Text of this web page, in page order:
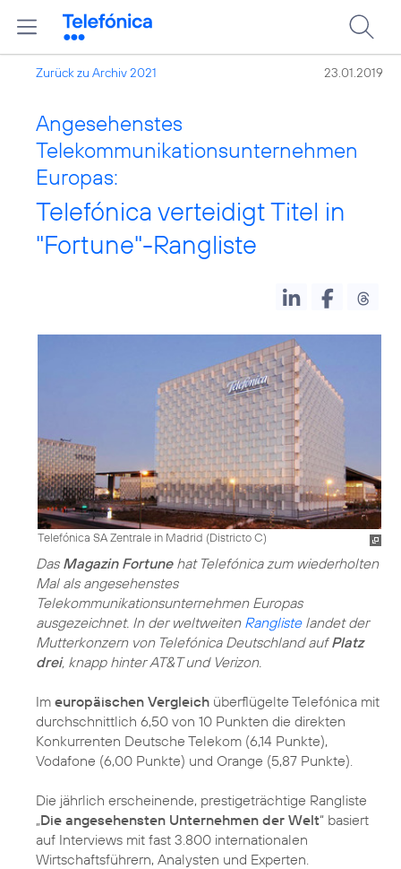
Zurück zu Archiv 2021 23.01.2019
Angesehenstes
Telekommunikationsunternehmen
Europas:
Telefónica verteidigt Titel in
"Fortune"-Rangliste
Telefónica SA Zentrale in Madrid (Districto C)
Das Magazin Fortunehat Telefónica zum wiederholten
Mal als angesehenstes
Telekommunikationsunternehmen Europas
ausgezeichnet. In der weltweiten Ranglistelandet der
Mutterkonzern von Telefónica Deutschland aufPlatz
drei, knapp hinter AT&T und Verizon.
Im europäischen Vergleich überflügelte Telefónica mit
durchschnittlich 6,50 von 10 Punkten die direkten
Konkurrenten Deutsche Telekom (6,14 Punkte),
Vodafone (6,00 Punkte) und Orange (5,87 Punkte).
Die jährlich erscheinende, prestigeträchtige Rangliste
„Die angesehensten Unternehmen der Welt“ basiert
auf Interviews mit fast 3.800 internationalen
Wirtschaftsführern, Analysten und Experten.